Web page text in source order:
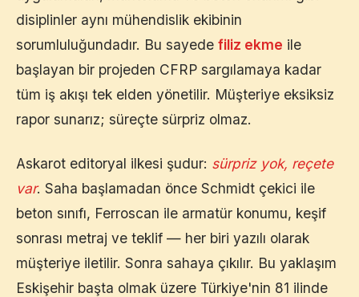
disiplinler aynı mühendislik ekibinin
sorumluluğundadır. Bu sayede filiz ekme ile
başlayan bir projeden CFRP sargılamaya kadar
tüm iş akışı tek elden yönetilir. Müşteriye eksiksiz
rapor sunarız; süreçte sürpriz olmaz.
Askarot editoryal ilkesi şudur: sürpriz yok, reçete
var. Saha başlamadan önce Schmidt çekici ile
beton sınıfı, Ferroscan ile armatür konumu, keşif
sonrası metraj ve teklif — her biri yazılı olarak
müşteriye iletilir. Sonra sahaya çıkılır. Bu yaklaşım
Eskişehir başta olmak üzere Türkiye'nin 81 ilinde